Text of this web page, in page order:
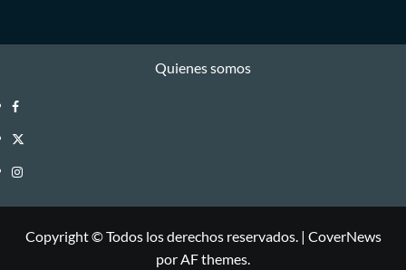
Quienes somos
Facebook
Twitter
Instagram
Copyright © Todos los derechos reservados. | CoverNews
por AF themes.